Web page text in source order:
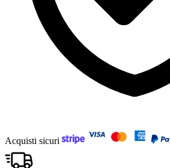
Acquisti sicuri